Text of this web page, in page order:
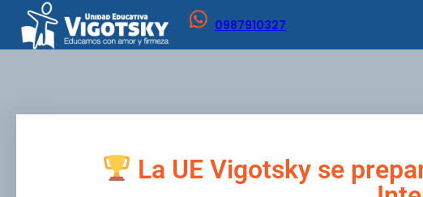
0987910327
La UE Vigotsky se